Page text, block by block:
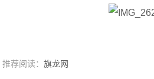
推荐阅读：旗龙网